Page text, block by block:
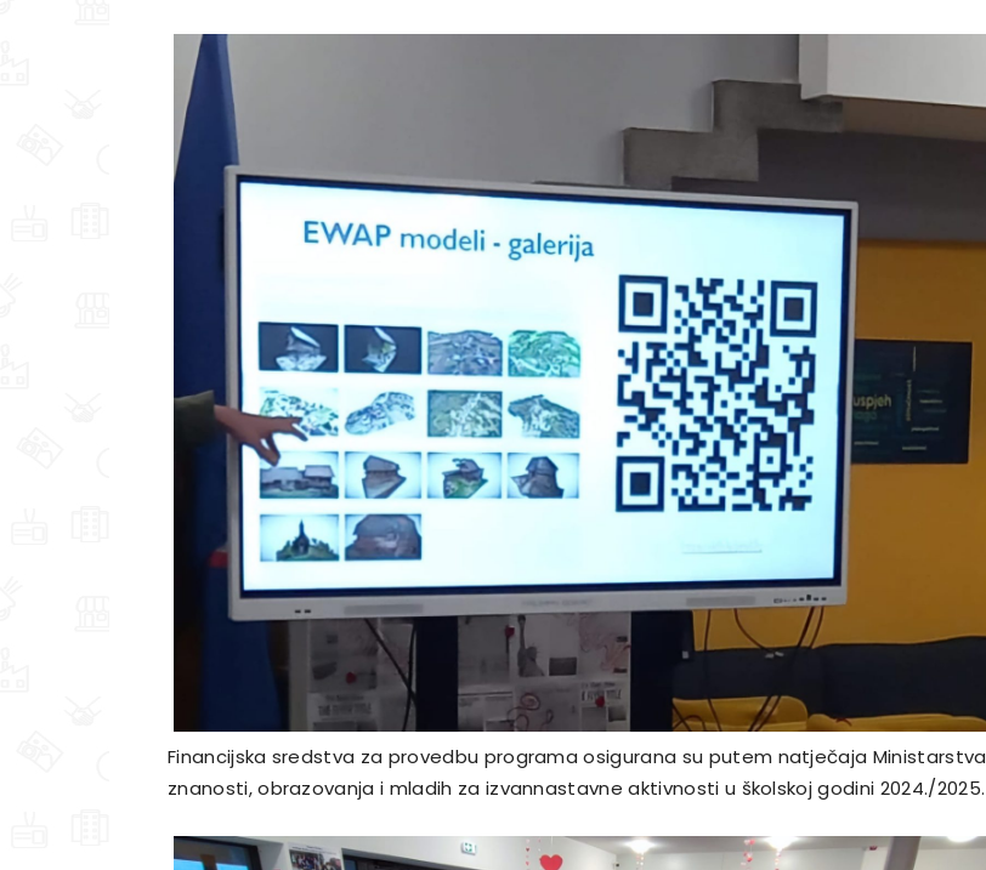
Financijska sredstva za provedbu programa osigurana su putem natječaja Ministarstva
znanosti, obrazovanja i mladih za izvannastavne aktivnosti u školskoj godini 2024./2025.